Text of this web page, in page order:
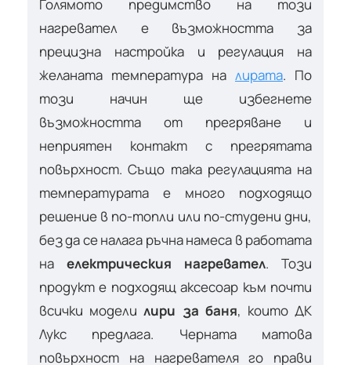
Голямото предимство на този
нагревател е възможността за
прецизна настройка и регулация на
желаната температура на лирата. По
този начин ще избегнете
възможността от прегряване и
неприятен контакт с прегрятата
повърхност. Също така регулацията на
температурата е много подходящо
решение в по-топли или по-студени дни,
без да се налага ръчна намеса в работата
на електрическия нагревател. Този
продукт е подходящ аксесоар към почти
всички моделилири за баня, които ДК
Лукс предлага. Черната матова
повърхност на нагревателя го прави